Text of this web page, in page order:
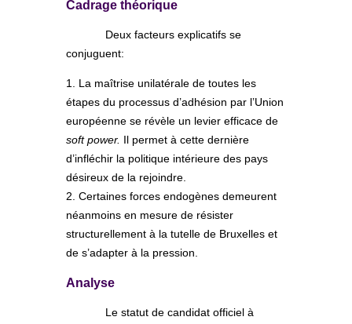
Cadrage théorique
Deux facteurs explicatifs se
conjuguent:
1. La maîtrise unilatérale de toutes les
étapes du processus d’adhésion par l’Union
européenne se révèle un levier efficace de
soft power. Il permet à cette dernière
d’infléchir la politique intérieure des pays
désireux de la rejoindre.
2. Certaines forces endogènes demeurent
néanmoins en mesure de résister
structurellement à la tutelle de Bruxelles et
de s’adapter à la pression.
Analyse
Le statut de candidat officiel à